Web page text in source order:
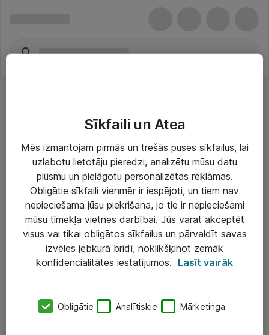
Risinājumi & Pakalpojumi
IT serviss un atbalsts
IT infrastruktūra
Darba vietu IT risinājumi
Serveri un datu centri
SIA „ATEA”
Sīkfaili un Atea
Mēs izmantojam pirmās un trešās puses sīkfailus, lai
uzlabotu lietotāju pieredzi, analizētu mūsu datu
plūsmu un pielāgotu personalizētas reklāmas.
Obligātie sīkfaili vienmēr ir iespējoti, un tiem nav
nepieciešama jūsu piekrišana, jo tie ir nepieciešami
mūsu tīmekļa vietnes darbībai. Jūs varat akceptēt
visus vai tikai obligātos sīkfailus un pārvaldīt savas
izvēles jebkurā brīdī, noklikšķinot zemāk
konfidencialitātes iestatījumos. Lasīt vairāk
Obligātie Analītiskie Mārketinga